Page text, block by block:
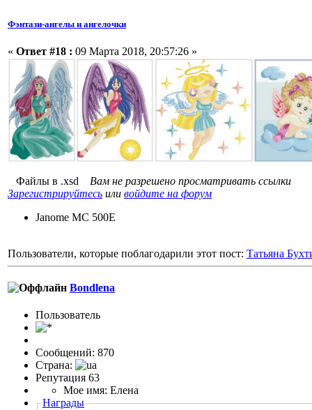
Фэнтази-ангелы и ангелочки
« Ответ #18 : 09 Марта 2018, 20:57:26 »
Файлы в .xsd Вам не разрешено просматривать ссылки
Зарегистрируйтесь или войдите на форум
Janome MC 500E
Пользователи, которые поблагодарили этот пост: Татьяна
Bondlena
Пользовaтeль
Сообщений: 870
Страна:
Репутация 63
Мое имя: Елена
Награды